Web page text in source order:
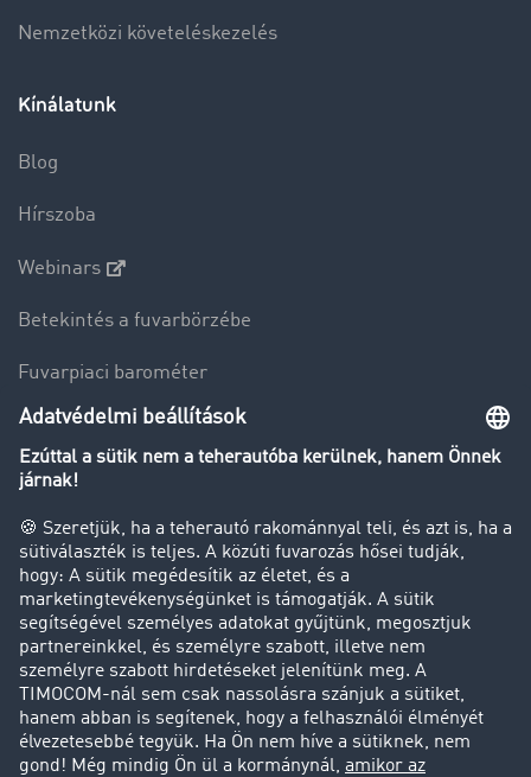
Nemzetközi követeléskezelés
Kínálatunk
Blog
Hírszoba
Webinars
Betekintés a fuvarbörzébe
Fuvarpiaci barométer
Transzportlexikon
Tehergépkocsi-forgalomkorlátozás
Cég
Sikertörténetek
Ügyfél hoz ügyfelet
Jogi információk
Impresszum